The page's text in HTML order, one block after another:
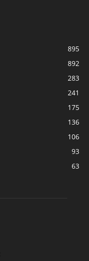
895
892
283
241
175
136
106
93
63